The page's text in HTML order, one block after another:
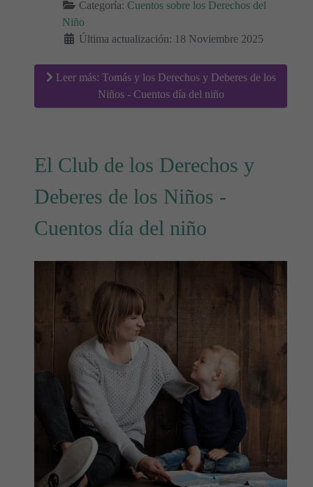
Categoría: Cuentos sobre los Derechos del
Niño
Última actualización: 18 Noviembre 2025
Leer más: Tomás y los Derechos y Deberes de los
Niños - Cuentos día del niño
El Club de los Derechos y
Deberes de los Niños -
Cuentos día del niño